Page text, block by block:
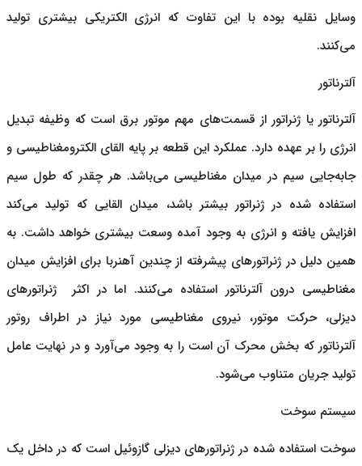
وسایل نقلیه بوده با این تفاوت که انرژی الکتریکی بیشتری تولید
می‌کنند.
آلترناتور
آلترناتور یا ژنراتور از قسمت‌های مهم موتور برقاست که وظیفه تبدیل
انرژی را بر عهده دارد. عملکرد این قطعه بر پایه القای الکترومغناطیسی و
جابه‌جایی سیم در میدان مغناطیسی می‌باشد. هر چقدر که طول سیم
استفاده شده در ژنراتور بیشتر باشد، میدان القایی که تولید می‌کند
افزایش یافته و انرژی به وجود آمده وسعت بیشتری خواهد داشت. به
همین دلیل در ژنراتورهای پیشرفته از چندین آهنربا برای افزایش میدان
مغناطیسی درون آلترناتور استفاده می‌کنند. اما در اکثر
ژنراتورهای
دیزلی، حرکت موتور، نیروی مغناطیسی مورد نیاز در اطراف روتور
آلترناتور که بخش محرک آن است را به وجود می‌آورد و در نهایت عامل
تولید جریان متناوب می‌شود.
سیستم سوخت
سوخت استفاده شده درژنراتورهای دیزلیگازوئیل است که در داخل یک